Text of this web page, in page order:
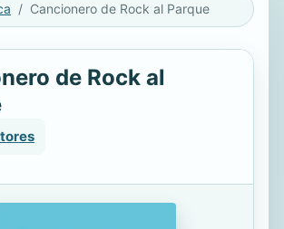
Cancionero de Rock al Parque
de Rock al